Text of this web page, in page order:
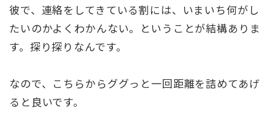
彼で、連絡をしてきている割には、いまいち何がし
たいのかよくわかんない。ということが結構ありま
す。探り探りなんです。
なので、こちらからググっと一回距離を詰めてあげ
ると良いです。